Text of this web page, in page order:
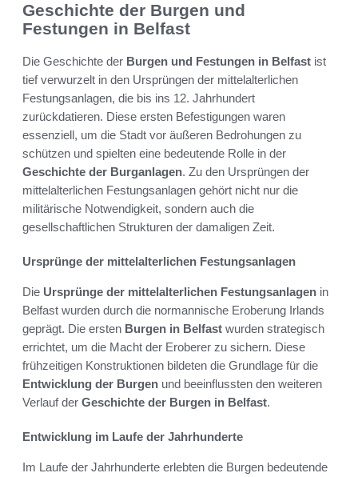
Geschichte der Burgen und
Festungen in Belfast
Die Geschichte der Burgen und Festungen in Belfast ist
tief verwurzelt in den Ursprüngen der mittelalterlichen
Festungsanlagen, die bis ins 12. Jahrhundert
zurückdatieren. Diese ersten Befestigungen waren
essenziell, um die Stadt vor äußeren Bedrohungen zu
schützen und spielten eine bedeutende Rolle in der
Geschichte der Burganlagen. Zu den Ursprüngen der
mittelalterlichen Festungsanlagen gehört nicht nur die
militärische Notwendigkeit, sondern auch die
gesellschaftlichen Strukturen der damaligen Zeit.
Ursprünge der mittelalterlichen Festungsanlagen
Die Ursprünge der mittelalterlichen Festungsanlagen in
Belfast wurden durch die normannische Eroberung Irlands
geprägt. Die ersten Burgen in Belfast wurden strategisch
errichtet, um die Macht der Eroberer zu sichern. Diese
frühzeitigen Konstruktionen bildeten die Grundlage für die
Entwicklung der Burgen und beeinflussten den weiteren
Verlauf der Geschichte der Burgen in Belfast.
Entwicklung im Laufe der Jahrhunderte
Im Laufe der Jahrhunderte erlebten die Burgen bedeutende